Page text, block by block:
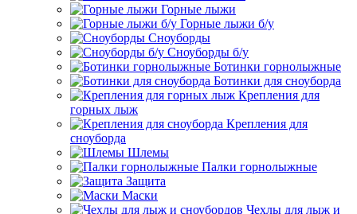
Горные лыжи
Горные лыжи б/у
Сноуборды
Сноуборды б/у
Ботинки горнолыжные
Ботинки для сноуборда
Крепления для
горных лыж
Крепления для
сноуборда
Шлемы
Палки горнолыжные
Защита
Маски
Чехлы для лыж и